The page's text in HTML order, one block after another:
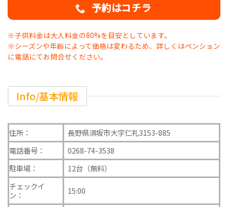
予約はコチラ
※子供料金は大人料金の80%を目安としています。
※シーズンや年齢によって価格は変わるため、詳しくはペンション
に電話にてお問合せください。
Info/基本情報
住所：
長野県須坂市大字仁礼3153-885
電話番号：
0268-74-3538
駐車場：
12台（無料）
チェックイ
ン：
15:00